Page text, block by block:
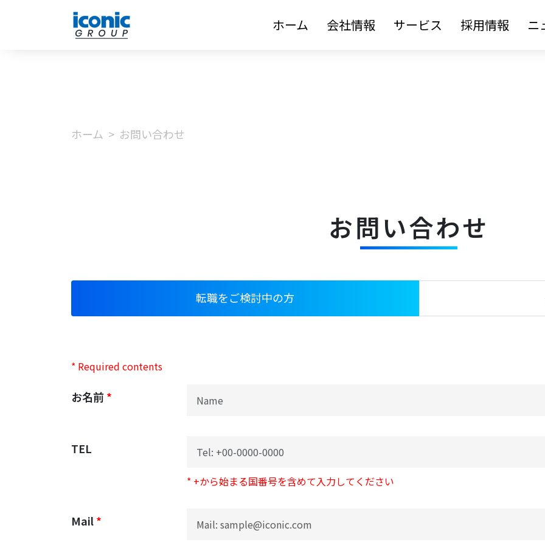
ホーム 会社情報 サービス 採用情報 ニ
ホーム お問い合わせ
お問い合わせ
転職をご検討中の方
* Required contents
お名前*
TEL
* +から始まる国番号を含めて入力してください
Mail*